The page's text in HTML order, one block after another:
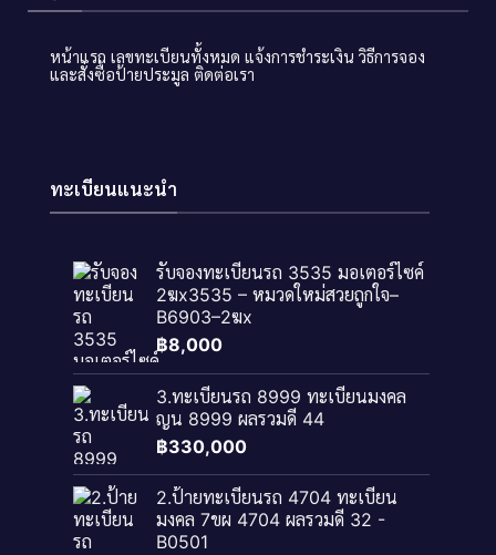
หน้าแรก เลขทะเบียนทั้งหมด แจ้งการชำระเงิน วิธีการจอง
และสั่งซื้อป้ายประมูล ติดต่อเรา
ทะเบียนแนะนำ
รับจองทะเบียนรถ 3535 มอเตอร์ไซค์
2ฆx3535 – หมวดใหม่สวยถูกใจ–
B6903–2ฆx
฿8,000
3.ทะเบียนรถ 8999 ทะเบียนมงคล
ญน 8999 ผลรวมดี 44
฿330,000
2.ป้ายทะเบียนรถ 4704 ทะเบียน
มงคล 7ขผ 4704 ผลรวมดี 32 -
B0501